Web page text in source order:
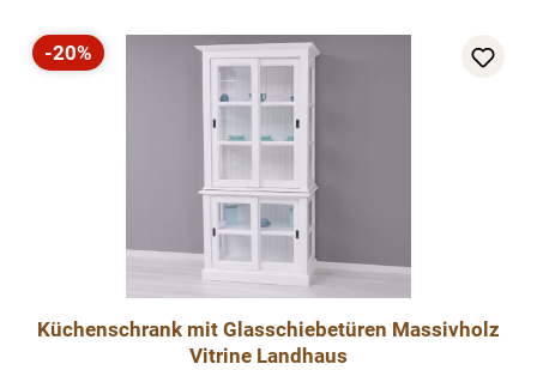
Rabatt
-20%
Küchenschrank mit Glasschiebetüren Massivholz
Vitrine Landhaus